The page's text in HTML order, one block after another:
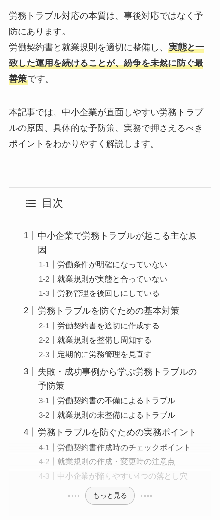
労務トラブル対応の本質は、事後対応ではなく予
防にあります。
労働契約書と就業規則を適切に整備し、 実態と一
致した運用を続けることが、紛争を未然に防ぐ最
善策です。
本記事では、中小企業が直面しやすい労務トラブ
ルの原因、具体的な予防策、実務で押さえるべき
ポイントをわかりやすく解説します。
目次
中小企業で労務トラブルが起こる主な原
因
労働条件が明確になっていない
就業規則が実態と合っていない
労務管理を後回しにしている
労務トラブルを防ぐための基本対策
労働契約書を適切に作成する
就業規則を整備し周知する
定期的に労務管理を見直す
失敗・成功事例から学ぶ労務トラブルの
予防策
労働契約書の不備によるトラブル
就業規則の未整備によるトラブル
労務トラブルを防ぐための実務ポイント
労働契約書作成時のチェックポイント
就業規則の作成・変更時の注意点
中小企業が陥りやすい4つの落とし穴
もっと見る